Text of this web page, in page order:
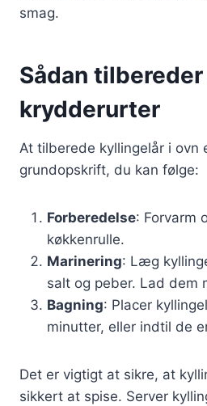
smag.
Sådan
krydderurter
At tilberede kyllingelår i ovn
grundopskrift, du kan følge:
Forberedelse: Forvarm
køkkenrulle.
Marinering: Læg
salt og peber. Lad dem
Bagning: Placer
minutter, eller indtil de
Det er vigtigt at sikre, at
sikkert at spise. Server